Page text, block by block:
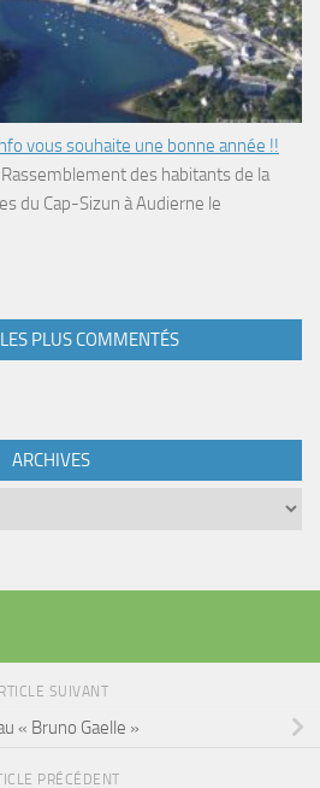
vous souhaite une bonne année !!
Rassemblement des habitants de la
du Cap-Sizun à Audierne le
PLUS COMMENTÉS
ARCHIVES
SUIVANT
« Bruno Gaelle »
PRÉCÉDENT